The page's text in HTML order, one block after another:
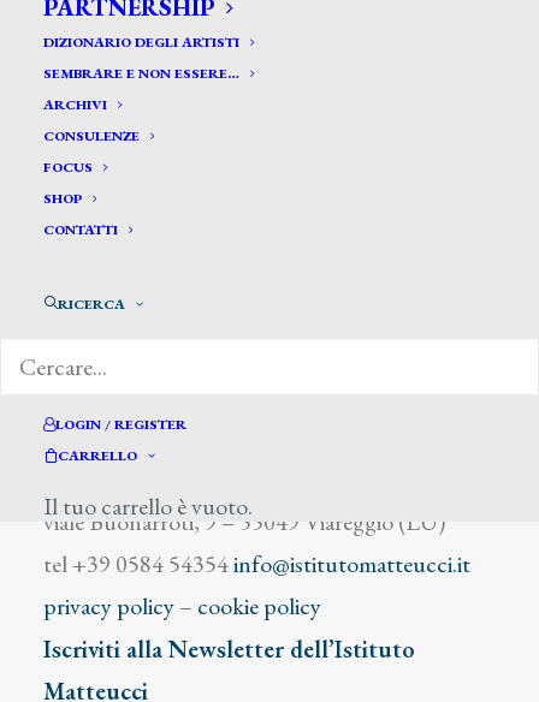
PARTNERSHIP
DIZIONARIO DEGLI ARTISTI
SEMBRARE E NON ESSERE…
ARCHIVI
CONSULENZE
FOCUS
SHOP
CONTATTI
RICERCA
LOGIN / REGISTER
CARRELLO
Il tuo carrello è vuoto.
Febrari R.
viale Buonarroti, 9 – 55049 Viareggio (LU)
tel +39 0584 54354info@istitutomatteucci.it
privacy policy– cookie policy
Iscriviti alla Newsletter dell’Istituto
Matteucci